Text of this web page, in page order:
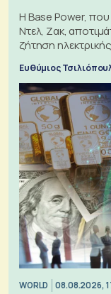
Η Base Power,
Ντελ, Ζακ,
ζήτηση
Ευθύμιος
WORLD 08.08.2026,